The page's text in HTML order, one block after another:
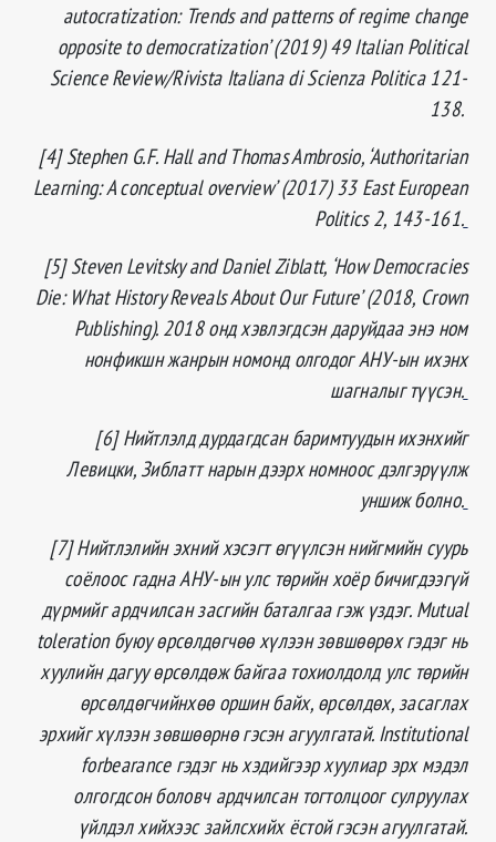
autocratization: Trends and patterns of regime change
opposite to democratization’ (2019) 49 Italian Political
Science Review/Rivista Italiana di Scienza Politica 121-
138.
[4] Stephen G.F. Hall and Thomas Ambrosio, ‘Authoritarian
Learning: A conceptual overview’ (2017) 33 East European
Politics 2, 143-161.
[5] Steven Levitsky and Daniel Ziblatt, ‘How Democracies
Die: What History Reveals About Our Future’ (2018, Crown
Publishing). 2018 онд хэвлэгдсэн даруйдаа энэ ном
нонфикшн жанрын номонд олгодог АНУ-ын ихэнх
шагналыг түүсэн.
[6] Нийтлэлд дурдагдсан баримтуудын ихэнхийг
Левицки, Зиблатт нарын дээрх номноос дэлгэрүүлж
уншиж болно.
[7] Нийтлэлийн эхний хэсэгт өгүүлсэн нийгмийн суурь
соёлоос гадна АНУ-ын улс төрийн хоёр бичигдээгүй
дүрмийг ардчилсан засгийн баталгаа гэж үздэг. Mutual
toleration буюу өрсөлдөгчөө хүлээн зөвшөөрөх гэдэг нь
хуулийн дагуу өрсөлдөж байгаа тохиолдолд улс төрийн
өрсөлдөгчийнхөө оршин байх, өрсөлдөх, засаглах
эрхийг хүлээн зөвшөөрнө гэсэн агуулгатай. Institutional
forbearance гэдэг нь хэдийгээр хуулиар эрх мэдэл
олгогдсон боловч ардчилсан тогтолцоог сулруулах
үйлдэл хийхээс зайлсхийх ёстой гэсэн агуулгатай.